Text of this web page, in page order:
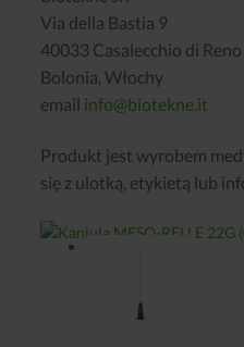
Via della Bastia 9
40033 Casalecchio di Reno
Bolonia, Włochy
email info@biotekne.it
Produkt jest wyrobem
się z ulotką, etykietą lub